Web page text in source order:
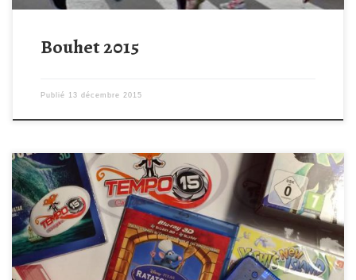
Bouhet 2015
Publié 13 décembre 2015
Nous avons appris que la télé 3D était enfin installée dans le
service d’oncologie pédiatrique, alors nous en avons profité pour
jouer au Père Noel avant l’heure : quelques Dvd 3D pour les
longues journées et 4 DS et des jeux pour faire passer le temps